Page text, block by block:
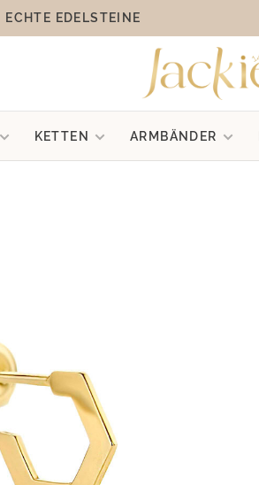
ECHTE EDELSTEINE
KETTEN ARMBÄNDER